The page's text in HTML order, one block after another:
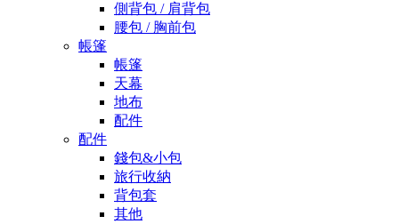
側背包 / 肩背包
腰包 / 胸前包
帳篷
帳篷
天幕
地布
配件
配件
錢包&小包
旅行收納
背包套
其他